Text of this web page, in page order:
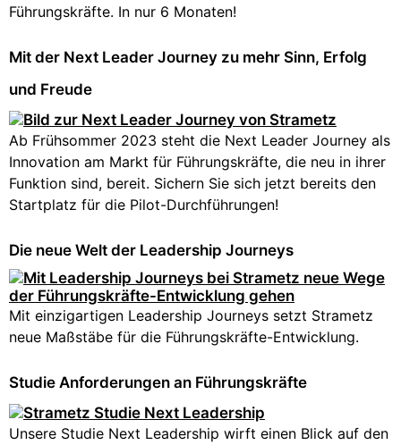
Führungskräfte. In nur 6 Monaten!
Mit der Next Leader Journey zu mehr Sinn, Erfolg
und Freude
Ab Frühsommer 2023 steht die Next Leader Journey als
Innovation am Markt für Führungskräfte, die neu in ihrer
Funktion sind, bereit. Sichern Sie sich jetzt bereits den
Startplatz für die Pilot-Durchführungen!
Die neue Welt der Leadership Journeys
Mit einzigartigen Leadership Journeys setzt Strametz
neue Maßstäbe für die Führungskräfte-Entwicklung.
Studie Anforderungen an Führungskräfte
Unsere Studie Next Leadership wirft einen Blick auf den